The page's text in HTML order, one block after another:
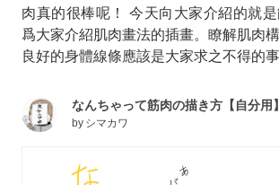
肉真的很棒呢！ 今天向大家介紹的就
爲大家介紹肌肉畫法的插畫。瞭解肌肉
良好的身體線條應該是大家求之不得的事
なんちゃって筋肉の描き方【自分用】
by シマカワ